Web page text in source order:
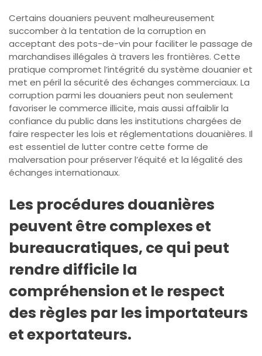
Certains douaniers peuvent malheureusement
succomber à la tentation de la corruption en
acceptant des pots-de-vin pour faciliter le passage de
marchandises illégales à travers les frontières. Cette
pratique compromet l’intégrité du système douanier et
met en péril la sécurité des échanges commerciaux. La
corruption parmi les douaniers peut non seulement
favoriser le commerce illicite, mais aussi affaiblir la
confiance du public dans les institutions chargées de
faire respecter les lois et réglementations douanières. Il
est essentiel de lutter contre cette forme de
malversation pour préserver l’équité et la légalité des
échanges internationaux.
Les procédures douanières
peuvent être complexes et
bureaucratiques, ce qui peut
rendre difficile la
compréhension et le respect
des règles par les importateurs
et exportateurs.